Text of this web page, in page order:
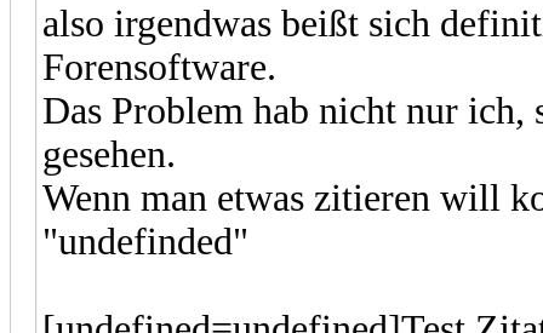
also irgendwas beißt sich
Forensoftware.
Das Problem hab nicht nur ich,
gesehen.
Wenn man etwas zitieren will
"undefinded"